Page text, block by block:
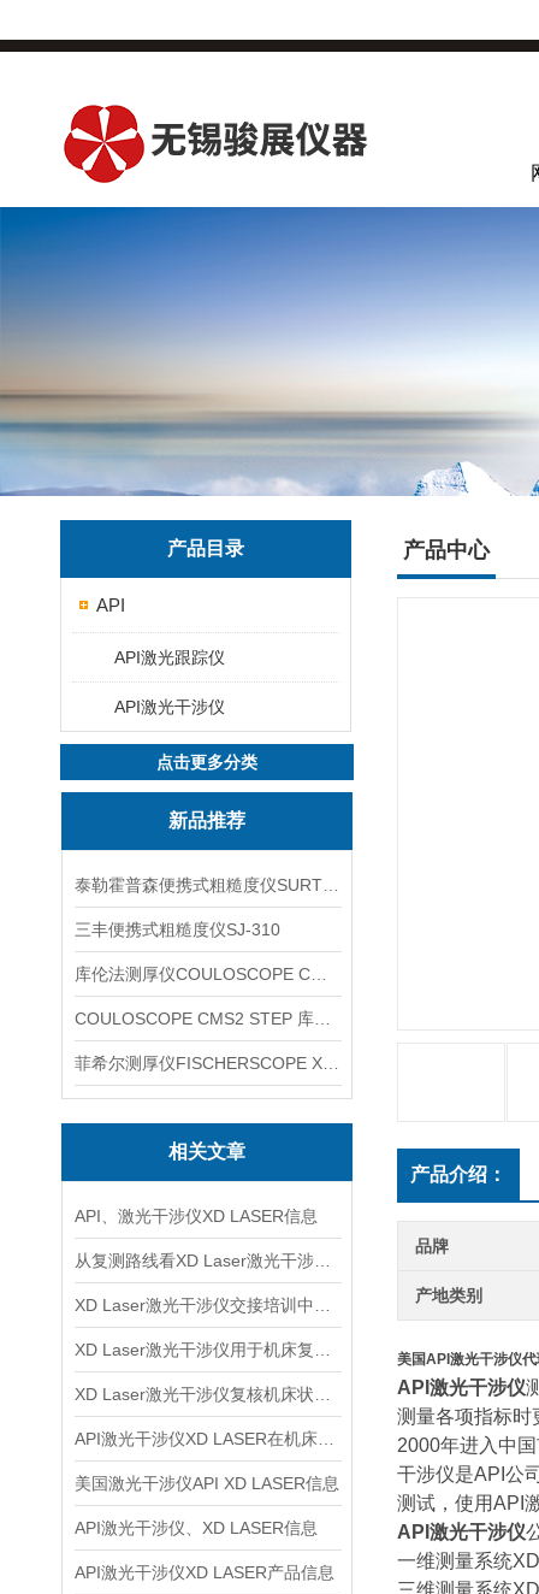
产品目录
API
API激光跟踪仪
API激光干涉仪
点击更多分类
新品推荐
三丰便携式粗糙度仪SJ-310
相关文章
API、激光干涉仪XD LASER信息
美国激光干涉仪API XD LASER信息
API激光干涉仪、XD LASER信息
API激光干涉仪XD LASER产品信息
产品中心
产品介绍：
品牌
产地类别
美国API激光干涉仪
API激光干涉仪
测量各项指标时
2000年进入中
干涉仪是API公
测试，使用API
API激光干涉仪
一维测量系统
三维测量系统